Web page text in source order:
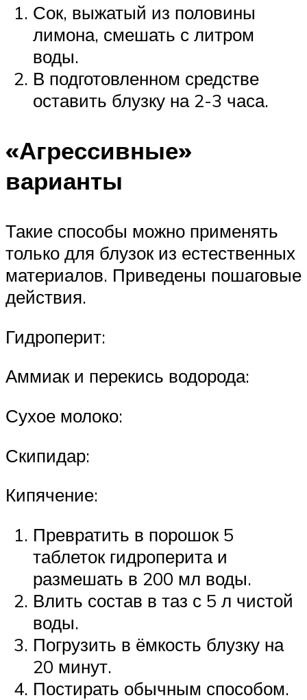
Сок, выжатый из половины
лимона, смешать с литром
воды.
В подготовленном средстве
оставить блузку на 2-3 часа.
«Агрессивные»
варианты
Такие способы можно применять
только для блузок из естественных
материалов. Приведены пошаговые
действия.
Гидроперит:
Аммиак и перекись водорода:
Сухое молоко:
Скипидар:
Кипячение:
Превратить в порошок 5
таблеток гидроперита и
размешать в 200 мл воды.
Влить состав в таз с 5 л чистой
воды.
Погрузить в ёмкость блузку на
20 минут.
Постирать обычным способом.